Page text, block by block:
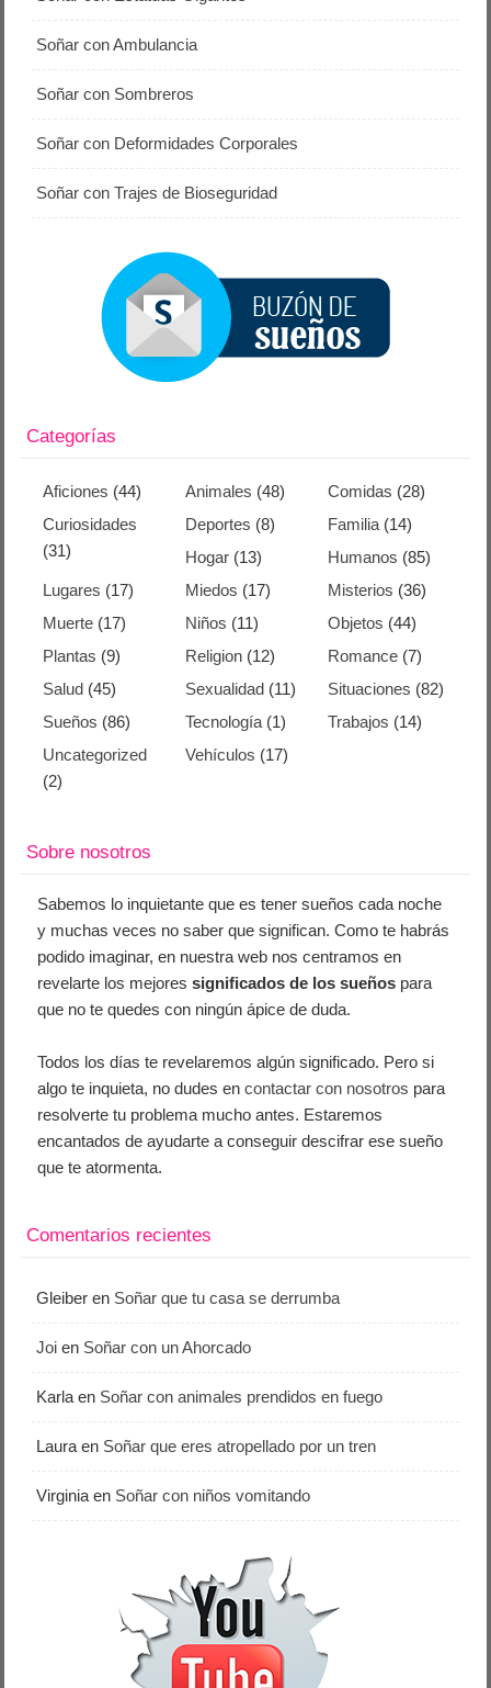
Soñar con Ambulancia
Soñar con Sombreros
Soñar con Deformidades Corporales
Soñar con Trajes de Bioseguridad
Categorías
Aficiones (44) Animales (48) Comidas (28)
Curiosidades
(31)
Deportes (8) Familia(14)
Hogar (13) Humanos (85)
Lugares (17) Miedos (17) Misterios (36)
Muerte (17) Niños (11) Objetos (44)
Plantas (9) Religion (12) Romance(7)
Salud (45) Sexualidad (11) Situaciones (82)
Sueños (86) Tecnología (1) Trabajos (14)
Uncategorized
(2)
Vehículos (17)
Sobre nosotros
Sabemos lo inquietante que es tener sueños cada noche
y muchas veces no saber que significan. Como te habrás
podido imaginar, en nuestra web nos centramos en
revelarte los mejoressignificados de los sueños para
que no te quedes con ningún ápice de duda.
Todos los días te revelaremos algún significado. Pero si
algo te inquieta, no dudes encontactar con nosotros para
resolverte tu problema mucho antes. Estaremos
encantados de ayudarte a conseguir descifrar ese sueño
que te atormenta.
Comentarios recientes
Gleiber en Soñar que tu casa se derrumba
Joi en Soñar con un Ahorcado
Karla en Soñar con animales prendidos en fuego
Laura en Soñar que eres atropellado por un tren
Virginia en Soñar con niños vomitando